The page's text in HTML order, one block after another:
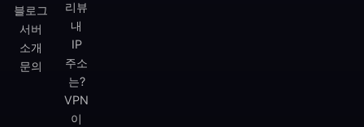
블로그
서버
소개
문의
리뷰
내
IP
주소
는?
VPN
이